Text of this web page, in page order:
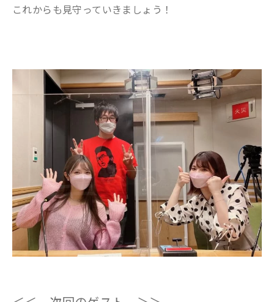
これからも見守っていきましょう！